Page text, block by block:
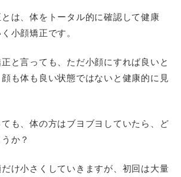
は、体をトータル的に確認して健康
小顔矯正です。
と言っても、ただ小顔にすれば良いと
も体も良い状態ではないと健康的に見
も、体の方はブヨブヨしていたら、ど
か？
け小さくしていきますが、初回は大量